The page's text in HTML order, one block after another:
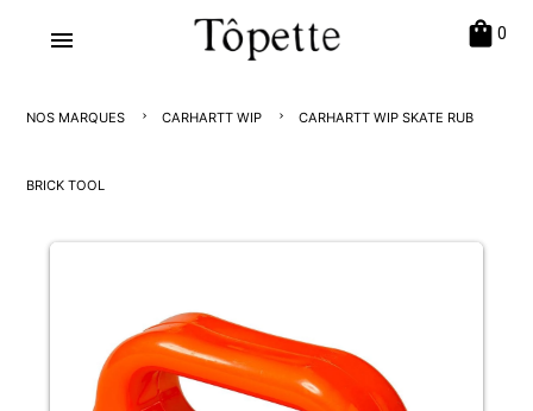
menu shopping_bag 0
NOS MARQUES CARHARTT WIP CARHARTT WIP SKATE RUB
BRICK TOOL